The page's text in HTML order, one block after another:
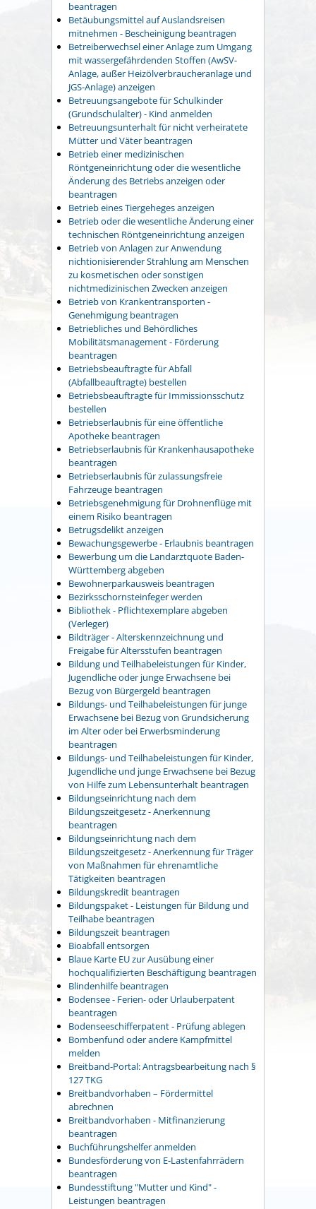
beantragen
Betäubungsmittel auf Auslandsreisen
mitnehmen - Bescheinigung beantragen
Betreiberwechsel einer Anlage zum Umgang
mit wassergefährdenden Stoffen (AwSV-
Anlage, außer Heizölverbraucheranlage und
JGS-Anlage) anzeigen
Betreuungsangebote für Schulkinder
(Grundschulalter) - Kind anmelden
Betreuungsunterhalt für nicht verheiratete
Mütter und Väter beantragen
Betrieb einer medizinischen
Röntgeneinrichtung oder die wesentliche
Änderung des Betriebs anzeigen oder
beantragen
Betrieb eines Tiergeheges anzeigen
Betrieb oder die wesentliche Änderung einer
technischen Röntgeneinrichtung anzeigen
Betrieb von Anlagen zur Anwendung
nichtionisierender Strahlung am Menschen
zu kosmetischen oder sonstigen
nichtmedizinischen Zwecken anzeigen
Betrieb von Krankentransporten -
Genehmigung beantragen
Betriebliches und Behördliches
Mobilitätsmanagement - Förderung
beantragen
Betriebsbeauftragte für Abfall
(Abfallbeauftragte) bestellen
Betriebsbeauftragte für Immissionsschutz
bestellen
Betriebserlaubnis für eine öffentliche
Apotheke beantragen
Betriebserlaubnis für Krankenhausapotheke
beantragen
Betriebserlaubnis für zulassungsfreie
Fahrzeuge beantragen
Betriebsgenehmigung für Drohnenflüge mit
einem Risiko beantragen
Betrugsdelikt anzeigen
Bewachungsgewerbe - Erlaubnis beantragen
Bewerbung um die Landarztquote Baden-
Württemberg abgeben
Bewohnerparkausweis beantragen
Bezirksschornsteinfeger werden
Bibliothek - Pflichtexemplare abgeben
(Verleger)
Bildträger - Alterskennzeichnung und
Freigabe für Altersstufen beantragen
Bildung und Teilhabeleistungen für Kinder,
Jugendliche oder junge Erwachsene bei
Bezug von Bürgergeld beantragen
Bildungs- und Teilhabeleistungen für junge
Erwachsene bei Bezug von Grundsicherung
im Alter oder bei Erwerbsminderung
beantragen
Bildungs- und Teilhabeleistungen für Kinder,
Jugendliche und junge Erwachsene bei Bezug
von Hilfe zum Lebensunterhalt beantragen
Bildungseinrichtung nach dem
Bildungszeitgesetz - Anerkennung
beantragen
Bildungseinrichtung nach dem
Bildungszeitgesetz - Anerkennung für Träger
von Maßnahmen für ehrenamtliche
Tätigkeiten beantragen
Bildungskredit beantragen
Bildungspaket - Leistungen für Bildung und
Teilhabe beantragen
Bildungszeit beantragen
Bioabfall entsorgen
Blaue Karte EU zur Ausübung einer
hochqualifizierten Beschäftigung beantragen
Blindenhilfe beantragen
Bodensee - Ferien- oder Urlauberpatent
beantragen
Bodenseeschifferpatent - Prüfung ablegen
Bombenfund oder andere Kampfmittel
melden
Breitband-Portal: Antragsbearbeitung nach §
127 TKG
Breitbandvorhaben – Fördermittel
abrechnen
Breitbandvorhaben - Mitfinanzierung
beantragen
Buchführungshelfer anmelden
Bundesförderung von E-Lastenfahrrädern
beantragen
Bundesstiftung "Mutter und Kind" -
Leistungen beantragen